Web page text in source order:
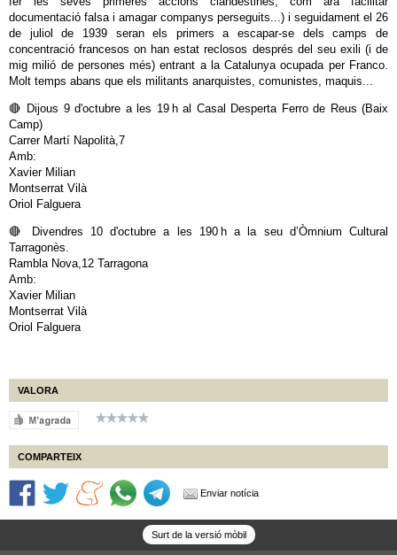
documentació falsa i amagar companys perseguits...) i seguidament el 26
de juliol de 1939 seran els primers a escapar-se dels camps de
concentració francesos on han estat reclosos després del seu exili (i de
mig milió de persones més) entrant a la Catalunya ocupada per Franco.
Molt temps abans que els militants anarquistes, comunistes, maquis...
🔴 Dijous 9 d'octubre a les 19 h al Casal Desperta Ferro de Reus (Baix
Camp)
Carrer Martí Napolità,7
Amb:
Xavier Milian
Montserrat Vilà
Oriol Falguera
🔴 Divendres 10 d'octubre a les 190 h a la seu d’Òmnium Cultural
Tarragonès.
Rambla Nova,12 Tarragona
Amb:
Xavier Milian
Montserrat Vilà
Oriol Falguera
VALORA
COMPARTEIX
Enviar notícia
Surt de la versió mòbil